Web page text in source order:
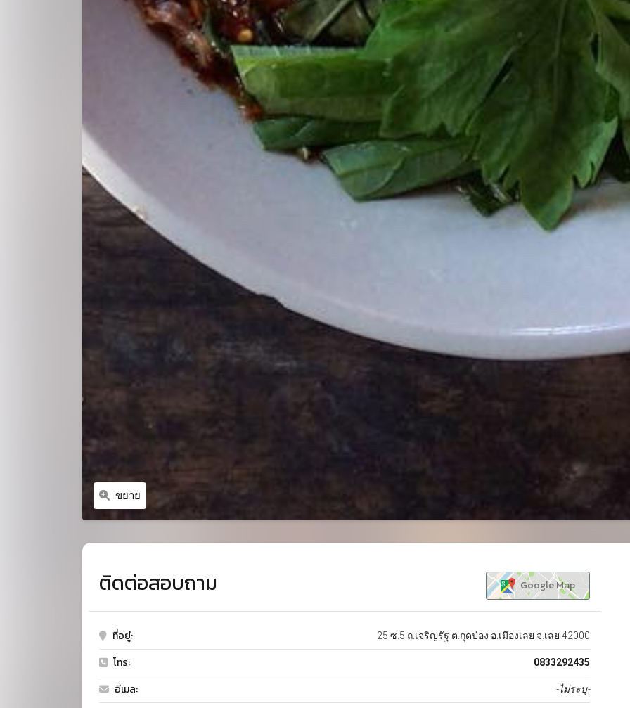
ขยาย
ติดต่อสอบถาม Google Map
ที่อยู่: 25 ซ.5 ถ.เจริญรัฐ ต.กุดป่อง อ.เมืองเลย จ.เลย 42000
โทร: 0833292435
อีเมล: -ไม่ระบุ-